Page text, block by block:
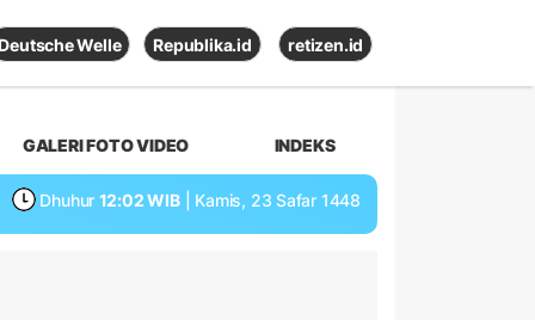
Deutsche Welle Republika.id retizen.id
GALERI FOTO VIDEO INDEKS
Dhuhur 12:02 WIB | Kamis, 23 Safar 1448